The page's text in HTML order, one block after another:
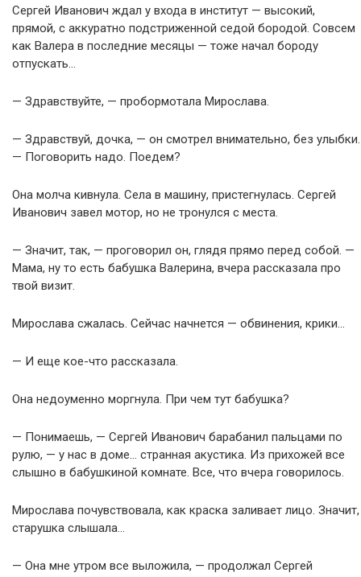
Сергей Иванович ждал у входа в институт — высокий,
прямой, с аккуратно подстриженной седой бородой. Совсем
как Валера в последние месяцы — тоже начал бороду
отпускать…
— Здравствуйте, — пробормотала Мирослава.
— Здравствуй, дочка, — он смотрел внимательно, без улыбки.
— Поговорить надо. Поедем?
Она молча кивнула. Села в машину, пристегнулась. Сергей
Иванович завел мотор, но не тронулся с места.
— Значит, так, — проговорил он, глядя прямо перед собой. —
Мама, ну то есть бабушка Валерина, вчера рассказала про
твой визит.
Мирослава сжалась. Сейчас начнется — обвинения, крики…
— И еще кое-что рассказала.
Она недоуменно моргнула. При чем тут бабушка?
— Понимаешь, — Сергей Иванович барабанил пальцами по
рулю, — у нас в доме… странная акустика. Из прихожей все
слышно в бабушкиной комнате. Все, что вчера говорилось.
Мирослава почувствовала, как краска заливает лицо. Значит,
старушка слышала…
— Она мне утром все выложила, — продолжал Сергей